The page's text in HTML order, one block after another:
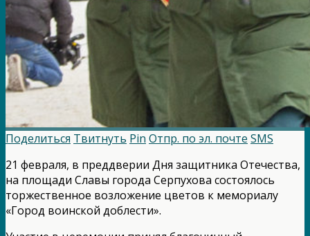
Поделиться Твитнуть Pin Отпр. по эл. почте SMS
21 февраля, в преддверии Дня защитника Отечества,
на площади Славы города Серпухова состоялось
торжественное возложение цветов к мемориалу
«Город воинской доблести».